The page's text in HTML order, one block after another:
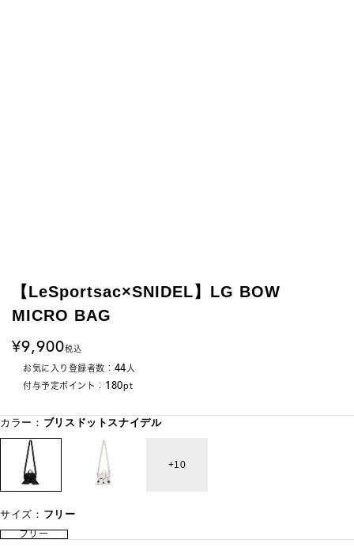
【LeSportsac×SNIDEL】LG BOW
MICRO BAG
9,900税込
お気に入り登録者数： 44人
付与予定ポイント： 180pt
カラー： ブリスドットスナイデル
10
サイズ： フリー
フリー